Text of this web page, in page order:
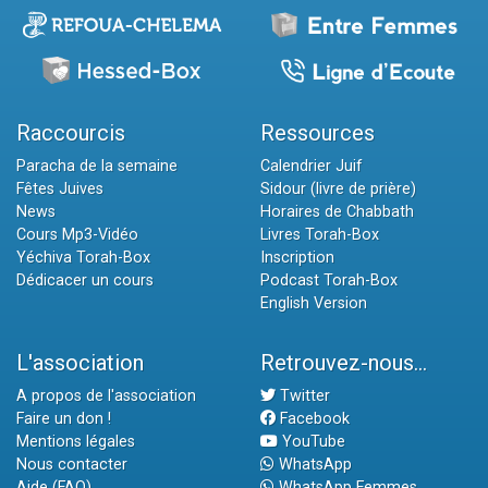
Raccourcis
Paracha de la semaine
Fêtes Juives
News
Cours Mp3-Vidéo
Yéchiva Torah-Box
Dédicacer un cours
Ressources
Calendrier Juif
Sidour (livre de prière)
Horaires de Chabbath
Livres Torah-Box
Inscription
Podcast Torah-Box
English Version
L'association
A propos de l'association
Faire un don !
Mentions légales
Nous contacter
Retrouvez-nous...
Twitter
Facebook
YouTube
WhatsApp